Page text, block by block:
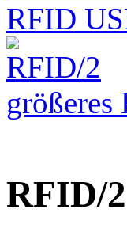
RFID
größeres
RFID/2